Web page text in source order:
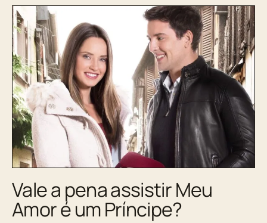
Vale a pena assistir Meu
Amor é um Príncipe?